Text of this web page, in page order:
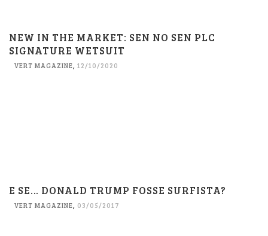
NEW IN THE MARKET: SEN NO SEN PLC
SIGNATURE WETSUIT
VERT MAGAZINE, 12/10/2020
E SE… DONALD TRUMP FOSSE SURFISTA?
VERT MAGAZINE, 03/05/2017